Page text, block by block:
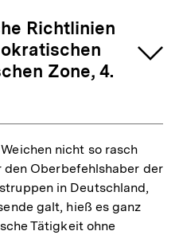
Richtlinien
Zone, 4.
nicht so rasch
Oberbefehlshaber der
in Deutschland,
galt, hieß es ganz
Tätigkeit ohne